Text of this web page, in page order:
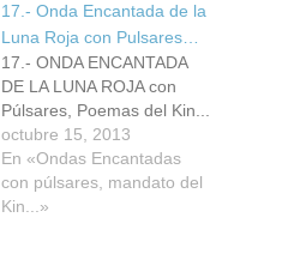
17.- Onda Encantada de la
Luna Roja con Pulsares…
17.- ONDA ENCANTADA
DE LA LUNA ROJA con
Púlsares, Poemas del Kin...
octubre 15, 2013
En «Ondas Encantadas
con púlsares, mandato del
Kin...»